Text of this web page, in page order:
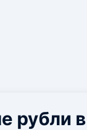
рубли